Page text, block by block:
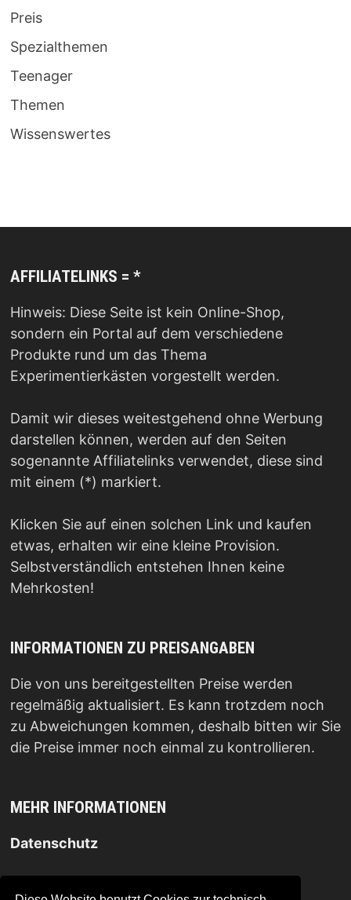
Preis
Spezialthemen
Teenager
Themen
Wissenswertes
AFFILIATELINKS = *
Hinweis: Diese Seite ist kein Online-Shop,
sondern ein Portal auf dem verschiedene
Produkte rund um das Thema
Experimentierkästen vorgestellt werden.
Damit wir dieses weitestgehend ohne Werbung
darstellen können, werden auf den Seiten
sogenannte Affiliatelinks verwendet, diese sind
mit einem (*) markiert.
Klicken Sie auf einen solchen Link und kaufen
etwas, erhalten wir eine kleine Provision.
Selbstverständlich entstehen Ihnen keine
Mehrkosten!
INFORMATIONEN ZU PREISANGABEN
Die von uns bereitgestellten Preise werden
regelmäßig aktualisiert. Es kann trotzdem noch
zu Abweichungen kommen, deshalb bitten wir Sie
die Preise immer noch einmal zu kontrollieren.
MEHR INFORMATIONEN
Datenschutz